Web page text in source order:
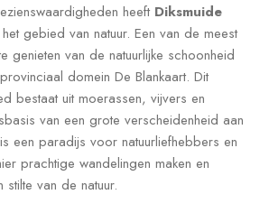
heeft Diksmuide
gebied van natuur. Een van de meest
genieten van de natuurlijke schoonheid
domein De Blankaart. Dit
bestaat uit moerassen, vijvers en
van een grote verscheidenheid aan
een paradijs voor natuurliefhebbers en
prachtige wandelingen maken en
van de natuur.